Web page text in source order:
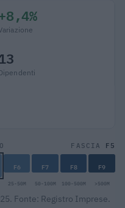
FASCIA F5
F6 F7 F8 F9
25-50M 50-100M 100-500M >500M
Fonte: Registro Imprese.